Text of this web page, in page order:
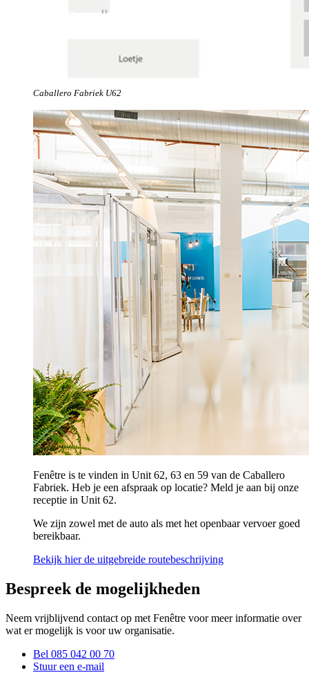
Caballero Fabriek U62
Fenêtre is te vinden in Unit 62, 63 en 59 van de Caballero
Fabriek. Heb je een afspraak op locatie? Meld je aan bij onze
receptie in Unit 62.
We zijn zowel met de auto als met het openbaar vervoer goed
bereikbaar.
Bekijk hier de uitgebreide routebeschrijving
Bespreek de mogelijkheden
Neem vrijblijvend contact op met Fenêtre voor meer informatie over
wat er mogelijk is voor uw organisatie.
Bel 085 042 00 70
Stuur een e-mail